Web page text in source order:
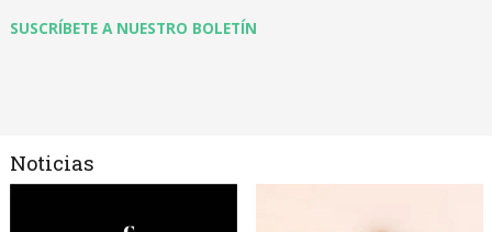
SUSCRÍBETE A NUESTRO BOLETÍN
Noticias